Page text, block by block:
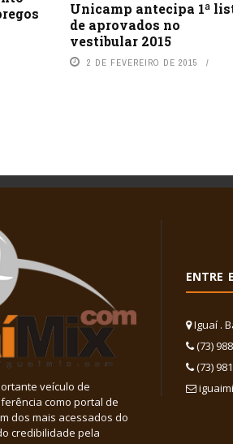
Unicamp antecipa 1ª
de aprovados no
vestibular 2015
2 DE FEVEREIRO DE 2015
veículo de
como portal de
dos mais acessados do
credibilidade pela
ENTRE
Iguaí .
(73)
(73)